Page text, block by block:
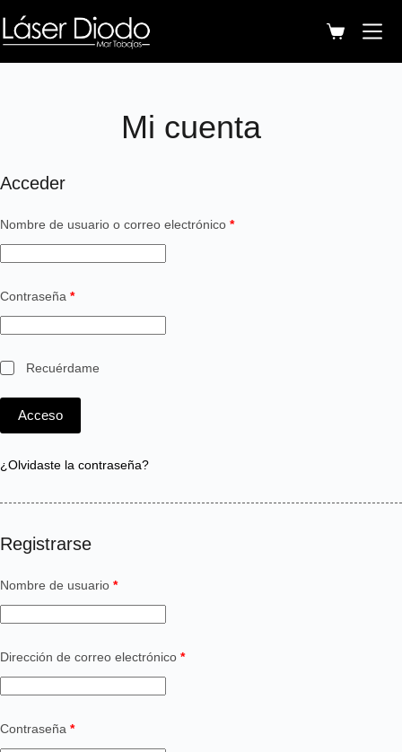
Mi cuenta
Acceder
Nombre de usuario o correo electrónico *
Contraseña *
Recuérdame
Acceso
¿Olvidaste la contraseña?
Registrarse
Nombre de usuario *
Dirección de correo electrónico *
Contraseña *